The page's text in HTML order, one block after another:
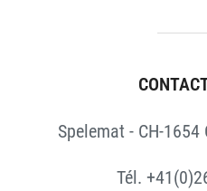
Spelemat - CH-1654
Tél.